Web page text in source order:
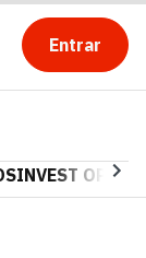
Entrar
INVEST OPINA